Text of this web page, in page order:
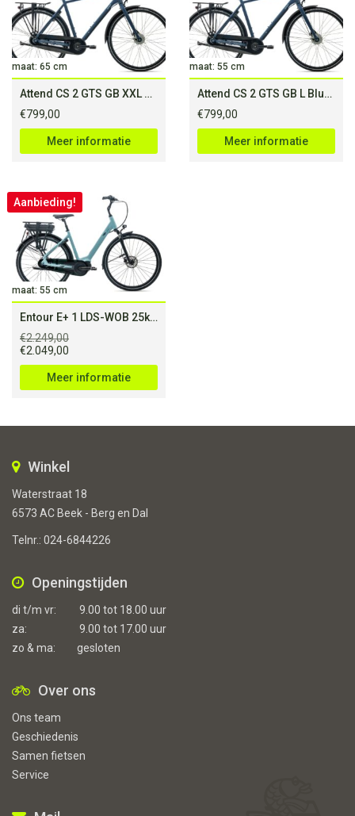
maat: 65 cm
Attend CS 2 GTS GB XXL Blue Ashes
€799,00
Meer informatie
maat: 55 cm
Attend CS 2 GTS GB L Blue Ashes
€799,00
Meer informatie
maat: 55 cm
Aanbieding!
Entour E+ 1 LDS-WOB 25km/h L Soap Suds
€2.249,00
Oorspronkelijke
prijs
€2.249,00.
€2.049,00
prijs
is:
€2.049,00.
Meer informatie
Winkel
Waterstraat 18
6573 AC Beek - Berg en Dal
Telnr.: 024-6844226
Openingstijden
di t/m vr:
9.00 tot 18.00 uur
za:
9.00 tot 17.00 uur
zo & ma:
gesloten
Over ons
Ons team
Geschiedenis
Samen fietsen
Service